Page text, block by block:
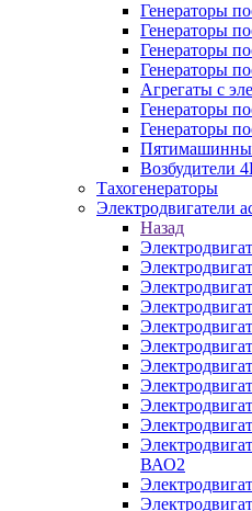
Генераторы
Генераторы
Генераторы
Генераторы
Агрегаты с
Генераторы
Генераторы
Возбудители
Тахогенераторы
Электродвигатели
Назад
ВАО2